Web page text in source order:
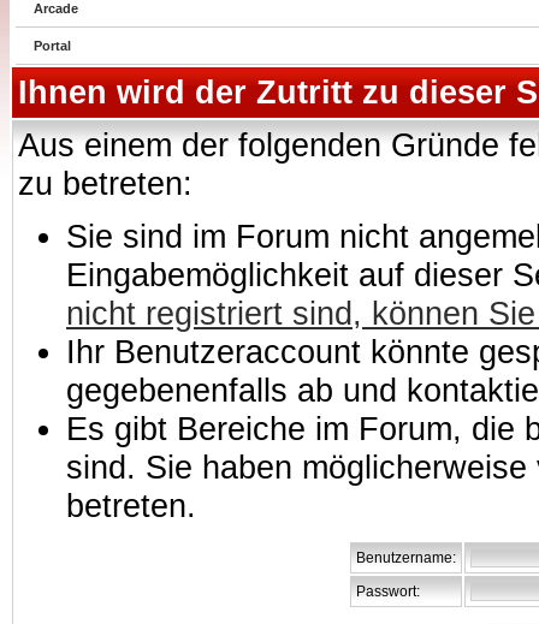
Arcade
Portal
Ihnen wird der Zutritt zu dieser
Aus einem der folgenden Gründe
zu betreten:
Sie sind im Forum nicht
Eingabemöglichkeit auf dieser
nicht registriert sind, können
Ihr Benutzeraccount könnte
gegebenenfalls ab und
Es gibt Bereiche im Forum, die
sind. Sie haben
betreten.
Benutzername:
Passwort: